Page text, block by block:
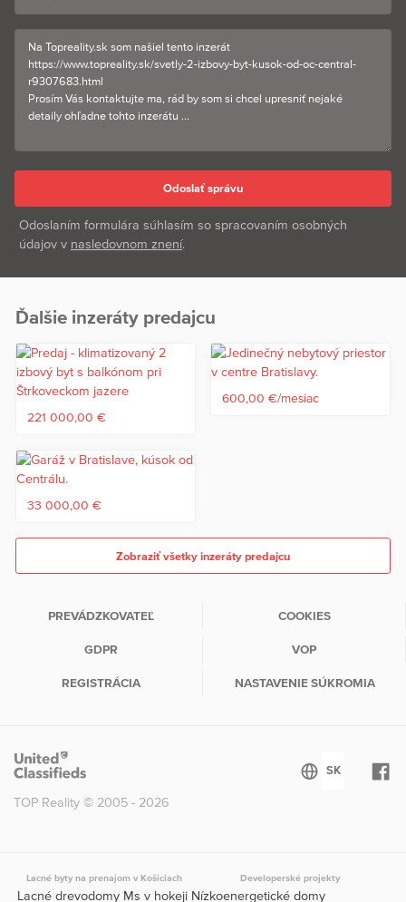
Odoslaním formulára súhlasím so spracovaním osobných
údajov v nasledovnom znení.
Ďalšie inzeráty predajcu
221 000,00 €
600,00 €/mesiac
33 000,00 €
Zobraziť všetky inzeráty predajcu
PREVÁDZKOVATEĽ COOKIES
GDPR VOP
REGISTRÁCIA NASTAVENIE SÚKROMIA
TOP Reality © 2005 - 2026
Lacné byty na prenajom v Košiciach Developerské projekty
Lacné drevodomy Ms v hokeji Nízkoenergetické domy